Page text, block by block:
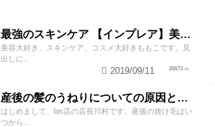
最強のスキンケア 【インプレア】美容師がオススメする、神ポイント5つ公開！
美容大好き、スキンケア、コスメ大好きももこです。見
出しに...
26673
2019/09/11
産後の髪のうねりについての原因と対策！
はじめまして、bis店の店長川村です。産後の抜け毛はい
つから...